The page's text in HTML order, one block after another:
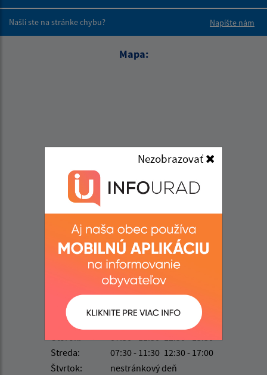
Nezobrazovať
Našli ste na stránke chybu?
Napíšte nám
Mapa:
Úradné hodiny:
Deň
Čas poobede
Pondelok:
12:30 - 15:30
Streda:
07:30 - 11:30 12:30 - 17:00
Štvrtok:
nestránkový deň